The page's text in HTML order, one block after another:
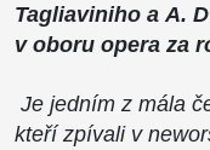
Tagliaviniho a A.
v oboru opera za
Je jedním z mála
kteří zpívali v